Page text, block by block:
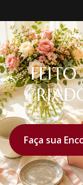
FEITO
Faça sua